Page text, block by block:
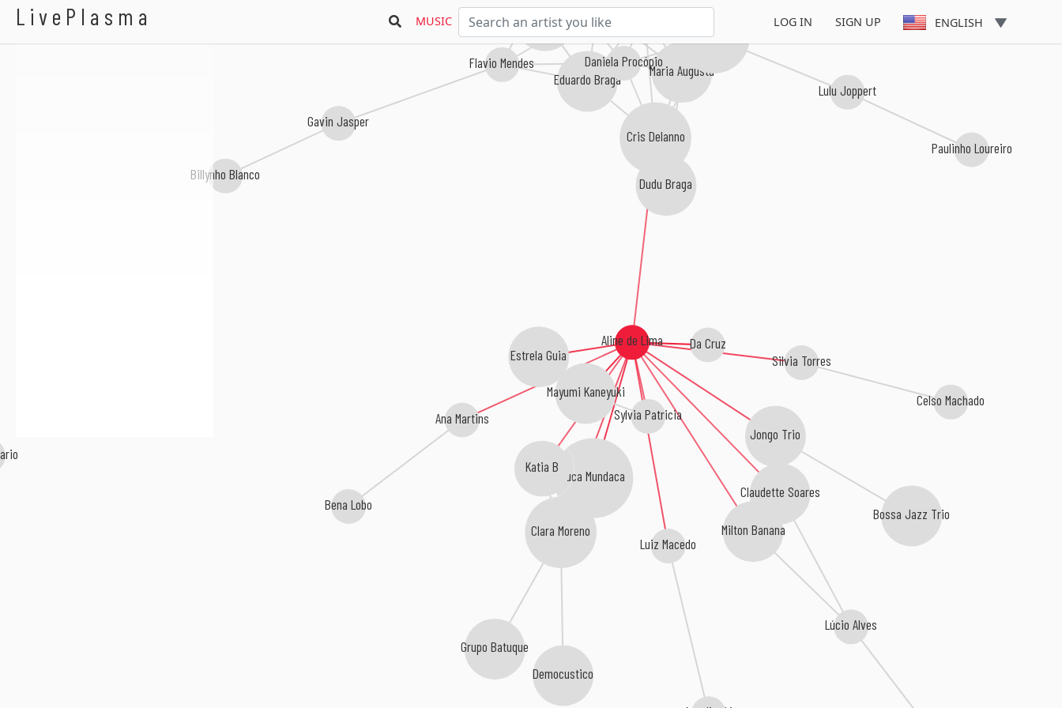
LivePlasma MUSIC LOG IN SIGN UP ENGLISH
Aline de Lima Da Cruz
Mayumi Kaneyuki
Estrela Guia
Luca Mundaca
Silvia Torres
Jongo Trio
Luiz Macedo
Ana Martins
Clara Moreno
Katia B
Sylvia Patricia
Milton Banana
Cris Delanno
Claudette Soares
Bossa Jazz Trio
Bena Lobo
Maria Augusta
Celso Machado
Eduardo Braga
Democustico
Lúcio Alves
Rachelle Spring
Daniela Procópio
Grupo Batuque
Bob Tostes
Barbara Mendes
Dudu Braga
Flavio Mendes
Lulu Joppert
Billynho Blanco
Gavin Jasper
Paulinho Loureiro
Marcelo Rezende
Aline De Lima